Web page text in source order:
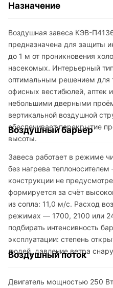
Назначение
Воздушная завеса КЭВ-
предназначена для защиты
до 1 м от проникновения
насекомых. Интерьерный
оптимальным решением для
офисных вестибюлей, аптек
небольшими дверными
вертикальной воздушной
обеспечивает перекрытие
высоты.
Воздушный барьер
Завеса работает в режиме
без нагрева
конструкции не
формируется за счёт
из сопла: 11,0 м/с. Расход
режимах — 1700, 2100 или
подбирать интенсивность
эксплуатации: степень
людей, давление ветра
Воздушный поток
Двигатель мощностью 250